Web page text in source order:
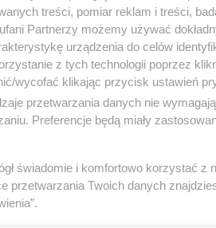
nadmiaru
warstwa podłoża
podlewanie
jest dość odporny na
wdzięczna za
kiedy to suche
zraszania można w tym
wodą, ale należy
treści, pomiar reklam i treści,
Partnerzy możemy używać
urządzenia do celów
z tych technologii poprzez
wycofać klikając przycisk ustawień
przetwarzania danych nie
Preferencje będą miały
świadomie i komfortowo korzystać z
przetwarzania Twoich danych